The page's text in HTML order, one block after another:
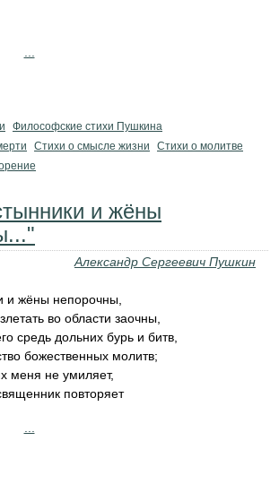
Философские стихи Пушкина
Стихи о смысле жизни
Стихи о молитве
и жёны
Александр Сергеевич Пушкин
и жёны непорочны,
во области заочны,
средь дольних бурь и битв,
божественных молитв;
меня не умиляет,
повторяет